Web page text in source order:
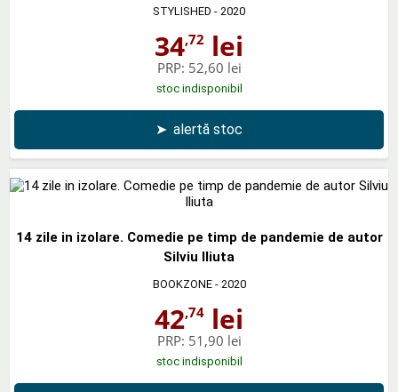
STYLISHED - 2020
34,72 lei
PRP: 52,60 lei
stoc indisponibil
➤ alertă stoc
14 zile in izolare. Comedie pe timp de pandemie de autor
Silviu Iliuta
BOOKZONE- 2020
42,74 lei
PRP: 51,90 lei
stoc indisponibil